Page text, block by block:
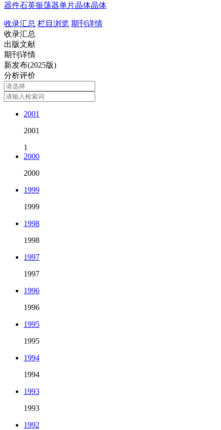
器件石英振荡器单片晶体晶体
收录汇总 栏目浏览 期刊详情
收录汇总
出版文献
期刊详情
新发布(2025版)
分析评价
2001
2001
1
2000
2000
1999
1999
1998
1998
1997
1997
1996
1996
1995
1995
1994
1994
1993
1993
1992